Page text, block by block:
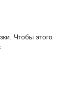
Чтобы этого